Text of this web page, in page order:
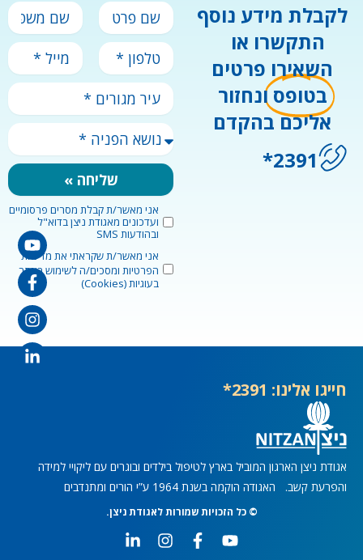
לקבלת מידע נוסף
התקשרו או
השאירו פרטים
בטופסונחזור
אליכם בהקדם
2391*
ש
ם
ר
ט
ש
ם
ש
פ
ח
ה
ט
ל
ו
ן
מ
י
ל
ע
י
מ
ג
ר
י
*
נ
ו
א
ה
נ
י
*
a
e
אני מאשר/ת קבלת מסרים פרסומיים
ועדכונים מאגודת ניצן בדוא"ל
ובהודעות SMS
r
אני מאשר/ת שקראתי את מדיניות
הפרטיותומסכים/ה לשימוש באתר
בעוגיות (Cookies)
שליחה »
אגודת ניצן הארגון המוביל בארץ לטיפול בילדים ובוגרים עם ליקויי למידה
והפרעת קשב. האגודה הוקמה בשנת 1964 ע”י הורים ומתנדבים
חייגו אלינו: 2391*
Y
o
F
a
I
n
L
i
© כל הזכויות שמורות לאגודת ניצן.
f
in